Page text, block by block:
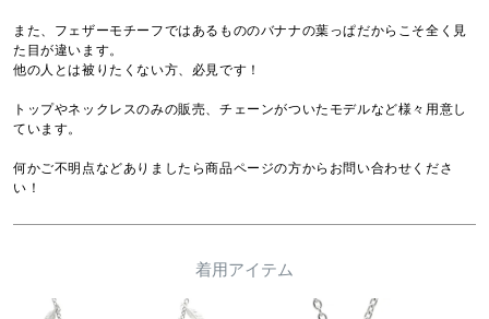
また、フェザーモチーフではあるもののバナナの葉っぱだからこそ全く見
た目が違います。
他の人とは被りたくない方、必見です！
トップやネックレスのみの販売、チェーンがついたモデルなど様々用意し
ています。
何かご不明点などありましたら商品ページの方からお問い合わせくださ
着用アイテム